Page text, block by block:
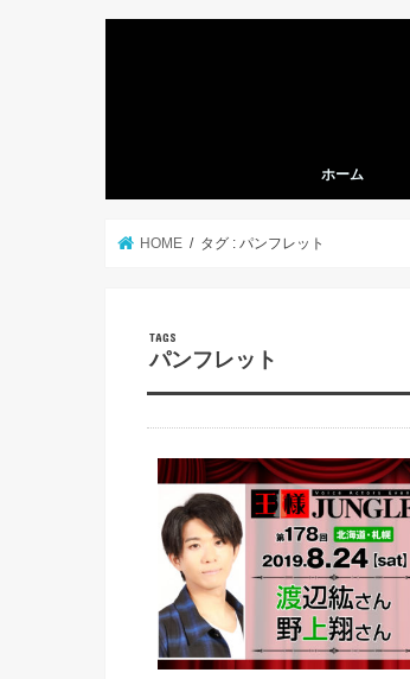
ホーム
HOME タグ : パンフレット
パンフレット